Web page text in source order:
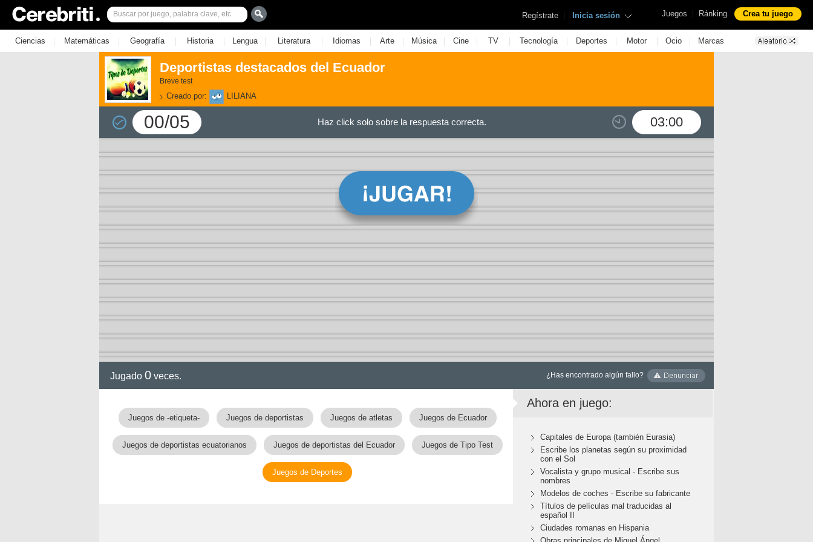
Juegos | Ránking Crea tu juego
Regístrate | Inicia sesión
Ciencias | Matemáticas | Geografía | Historia | Lengua | Literatura | Idiomas | Arte | Música | Cine | TV | Tecnología | Deportes | Motor | Ocio | Marcas
Deportistas destacados del Ecuador
Breve test
Creado por: LILIANA
00/05 03:00
Haz click solo sobre la respuesta correcta.
Jugado 0 veces. ¿Has encontrado algún fallo?
Juegos de -etiqueta- Juegos de deportistas Juegos de atletas Juegos de Ecuador
Juegos de deportistas ecuatorianos Juegos de deportistas del Ecuador Juegos de Tipo Test
Juegos de Deportes
Ahora en juego:
Capitales de Europa (también Eurasia)
Escribe los planetas según su proximidad
con el Sol
Vocalista y grupo musical - Escribe sus
nombres
Modelos de coches - Escribe su fabricante
Títulos de películas mal traducidas al
español II
Ciudades romanas en Hispania